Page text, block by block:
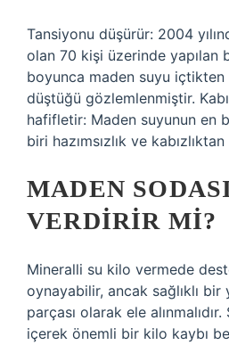
Tansiyonu düşürür: 2004
olan 70 kişi üzerinde yapılan
boyunca maden suyu içtikten
düştüğü gözlemlenmiştir.
hafifletir: Maden suyunun en
biri hazımsızlık ve
MADEN
VERDIRIR MI?
Mineralli su kilo vermede
oynayabilir, ancak sağlıklı bir
parçası olarak ele
içerek önemli bir kilo kaybı